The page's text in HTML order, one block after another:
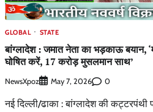
GLOBAL STATE
बांग्लादेश : जमात नेता का भड़काऊ बयान,
घोषित करें, 17 करोड़ मुसलमान साथ’
NewsXpoz May 7, 2026 0
नई दिल्ली/ढाका : बांग्लादेश की कट्टरपंथी